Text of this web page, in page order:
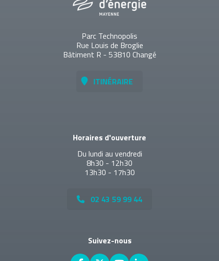
Parc Technopolis
Rue Louis de Broglie
Bâtiment R - 53810 Changé
ITINÉRAIRE
Horaires d'ouverture
Du lundi au vendredi
8h30 - 12h30
13h30 - 17h30
02 43 59 99 44
Suivez-nous